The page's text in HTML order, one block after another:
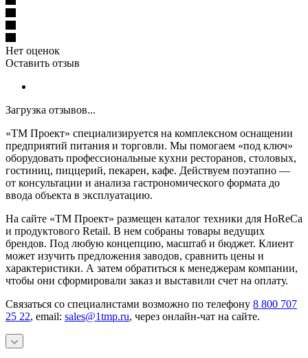
Нет оценок
Оставить отзыв
Загрузка отзывов...
«ТМ Проект» специализируется на комплексном оснащении
предприятий питания и торговли. Мы помогаем «под ключ»
оборудовать профессиональные кухни ресторанов, столовых,
гостиниц, пиццерий, пекарен, кафе. Действуем поэтапно —
от консультации и анализа гастрономического формата до
ввода объекта в эксплуатацию.
На сайте «ТМ Проект» размещен каталог техники для HoReCa
и продуктового Retail. В нем собраны товары ведущих
брендов. Под любую концепцию, масштаб и бюджет. Клиент
может изучить предложения заводов, сравнить цены и
характеристики. А затем обратиться к менеджерам компании,
чтобы они сформировали заказ и выставили счет на оплату.
Связаться со специалистами возможно по телефону 8 800 707
25 22, email: sales@1tmp.ru, через онлайн-чат на сайте.